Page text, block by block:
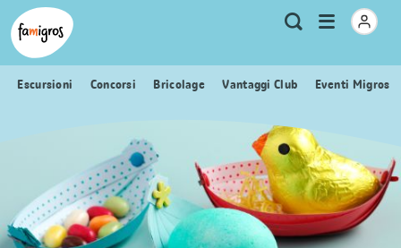
Navigazione
segnalibri
Header
Logo Metanavigazione
Ricerca
Apri
menu
Escursioni Concorsi Bricolage Vantaggi Club Eventi Migros